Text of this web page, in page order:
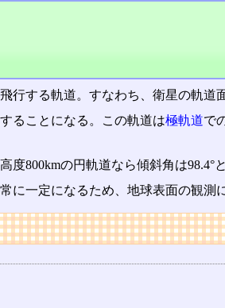
行する軌道。すなわち、衛星の軌道
ることになる。この軌道は極軌道で
800kmの円軌道なら傾斜角は98.4°と
に一定になるため、地球表面の観測